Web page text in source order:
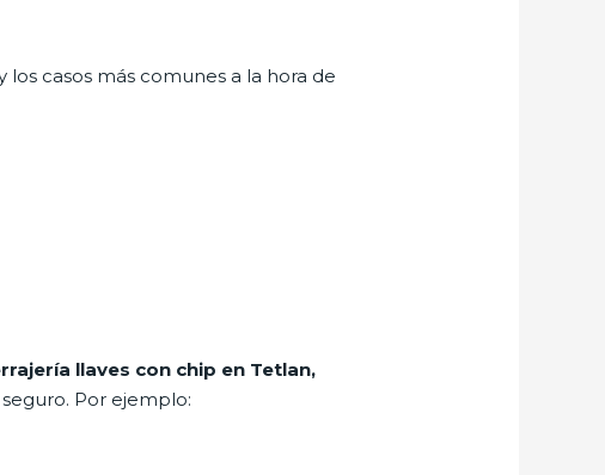
casos más comunes a la hora de
llaves con chip en Tetlan,
Por ejemplo: